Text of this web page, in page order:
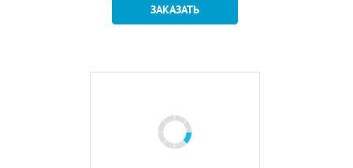
ЗАКАЗАТЬ